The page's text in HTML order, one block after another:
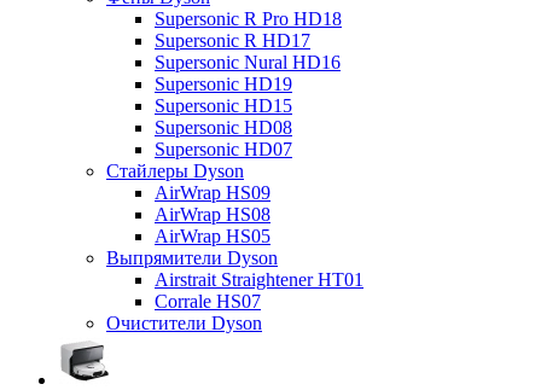
Supersonic R Pro HD18
Supersonic R HD17
Supersonic Nural HD16
Supersonic HD19
Supersonic HD15
Supersonic HD08
Supersonic HD07
Стайлеры Dyson
AirWrap HS09
AirWrap HS08
AirWrap HS05
Выпрямители Dyson
Airstrait Straightener HT01
Corrale HS07
Очистители Dyson